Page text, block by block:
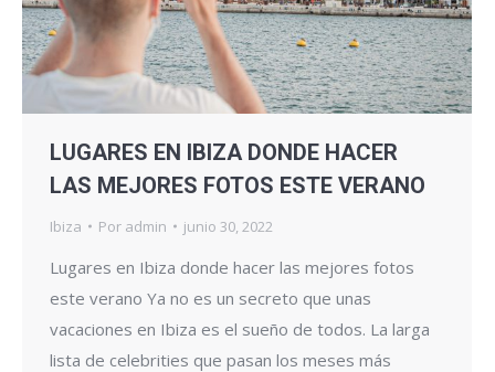
LUGARES EN IBIZA DONDE HACER
LAS MEJORES FOTOS ESTE VERANO
Ibiza Por admin junio 30, 2022
Lugares en Ibiza donde hacer las mejores fotos
este verano Ya no es un secreto que unas
vacaciones en Ibiza es el sueño de todos. La larga
lista de celebrities que pasan los meses más